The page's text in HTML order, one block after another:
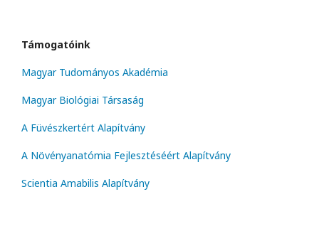
Támogatóink
Magyar Tudományos Akadémia
Magyar Biológiai Társaság
A Füvészkertért Alapítvány
A Növényanatómia Fejlesztéséért Alapítvány
Scientia Amabilis Alapítvány